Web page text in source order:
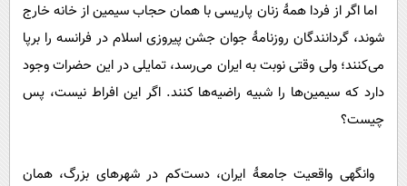
اما اگر از فردا همۀ زنان پاریسی با همان حجاب سیمین از خانه خارج
شوند، گردانندگان روزنامۀ جوان جشن پیروزی اسلام در فرانسه را برپا
می‌کنند؛ ولی وقتی نوبت به ایران می‌رسد، تمایلی در این حضرات وجود
دارد که سیمین‌ها را شبیه راضیه‌ها کنند. اگر این افراط نیست، پس
چیست؟
وانگهی واقعیت جامعۀ ایران، دست‌کم در شهرهای بزرگ، همان